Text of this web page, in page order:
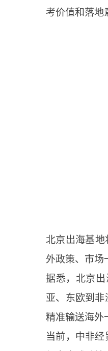
考价值和落地
北京出海基
外政策、市场
据悉，北京
亚、东欧到
精准输送海外
当前，中非